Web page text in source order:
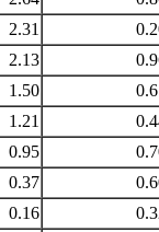
2.31
2.13
1.50
1.21
0.95
0.37
0.16